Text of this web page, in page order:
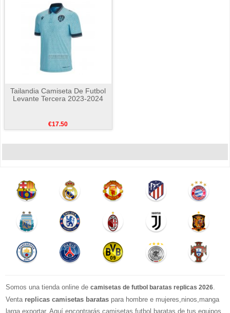
Tailandia Camiseta De Futbol
Levante Tercera 2023-2024
€17.50
Somos una tienda online de camisetas de futbol baratas replicas 2026
Venta replicas camisetas baratas para hombre e mujeres,ninos,manga
larga exportar. Aquí encontrarás camisetas futbol baratas de tus equipos